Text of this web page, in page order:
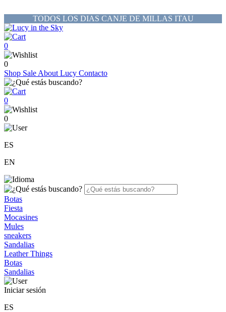
TODOS LOS DIAS CANJE DE MILLAS ITAU
0
0
Shop Sale About Lucy Contacto
0
0
ES
EN
Botas
Fiesta
Mocasines
Mules
sneakers
Sandalias
Leather Things
Botas
Sandalias
Iniciar sesión
ES